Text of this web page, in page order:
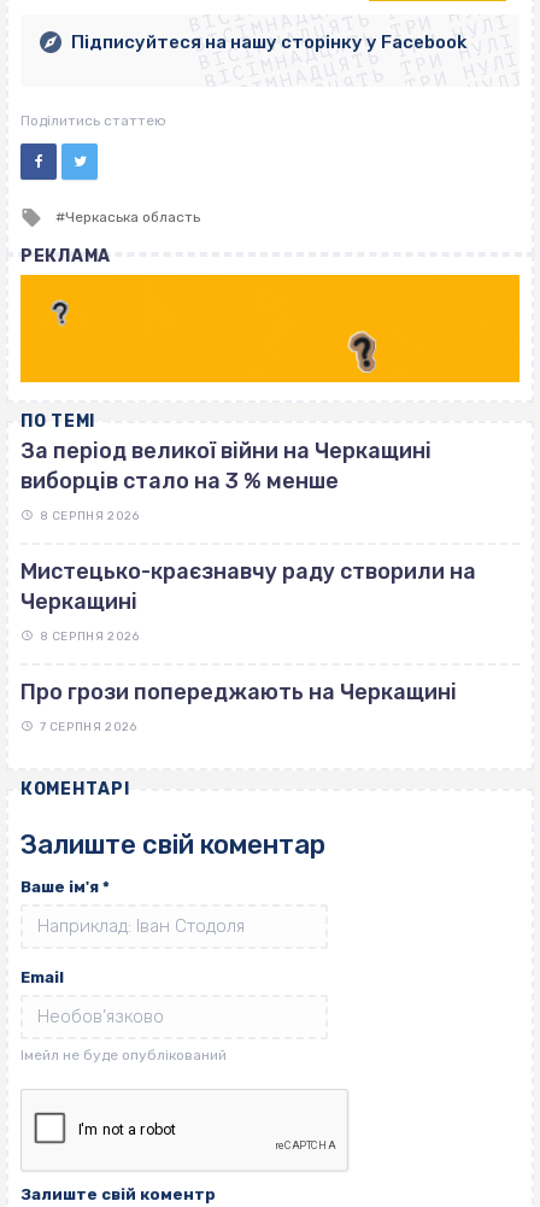
ВІСІМНАДЦЯТЬ ТРИ НУЛІ
ВІСІМНАДЦЯТЬ ТРИ НУЛІ
ВІСІМНАДЦЯТЬ ТРИ НУЛІ
ВІСІМНАДЦЯТЬ ТРИ НУЛІ
ВІСІМНАДЦЯТЬ ТРИ НУЛІ
ВІСІМНАДЦЯТЬ ТРИ НУЛІ
Підписуйтеся на нашу сторінку у Facebook
Поділитись статтею
Tagged
Черкаська область
РЕКЛАМА
ПО ТЕМІ
За період великої війни на Черкащині
виборців стало на 3 % менше
8 СЕРПНЯ 2026
Мистецько-краєзнавчу раду створили на
Черкащині
8 СЕРПНЯ 2026
Про грози попереджають на Черкащині
7 СЕРПНЯ 2026
КОМЕНТАРІ
Залиште свій коментар
Ваше ім'я *
Email
Залиште свій коментр